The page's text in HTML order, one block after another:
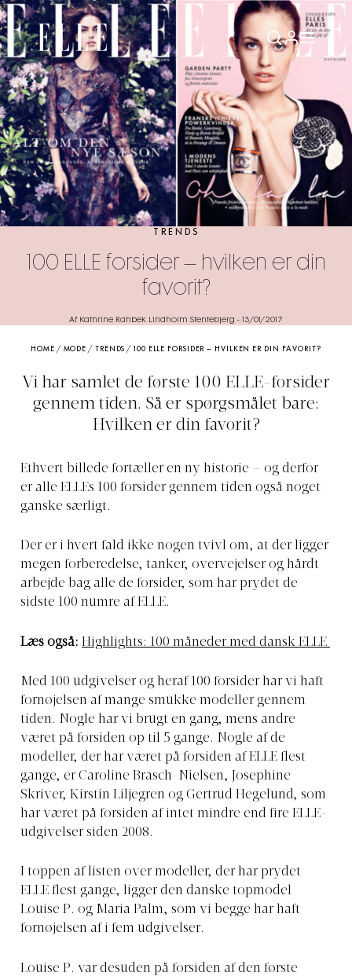
TRENDS
100 ELLE forsider – hvilken er din
favorit?
Af Kathrine Rahbek Lindholm Stentebjerg - 13/01/2017
HOME / MODE / TRENDS / 100 ELLE FORSIDER – HVILKEN ER DIN FAVORIT?
Vi har samlet de første 100 ELLE-forsider
gennem tiden. Så er spørgsmålet bare:
Hvilken er din favorit?
Ethvert billede fortæller en ny historie – og derfor
er alle ELLEs 100 forsider gennem tiden også noget
ganske særligt.
Der er i hvert fald ikke nogen tvivl om, at der ligger
megen forberedelse, tanker, overvejelser og hårdt
arbejde bag alle de forsider, som har prydet de
sidste 100 numre af ELLE.
Læs også: Highlights: 100 måneder med dansk ELLE
Med 100 udgivelser og heraf 100 forsider har vi haft
fornøjelsen af mange smukke modeller gennem
tiden. Nogle har vi brugt en gang, mens andre
været på forsiden op til 5 gange. Nogle af de
modeller, der har været på forsiden af ELLE flest
gange, er Caroline Brasch-Nielsen, Josephine
Skriver, Kirstin Liljegren og Gertrud Hegelund, som
har været på forsiden af intet mindre end fire ELLE-
udgivelser siden 2008.
I toppen af listen over modeller, der har prydet
ELLE flest gange, ligger den danske topmodel
Louise P. og Maria Palm, som vi begge har haft
fornøjelsen af i fem udgivelser.
Louise P. var desuden på forsiden af den første